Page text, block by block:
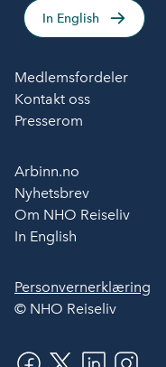
In English
Medlemsfordeler
Kontakt oss
Presserom
Arbinn.no
Nyhetsbrev
Om NHO Reiseliv
In English
Personvernerklæring
© NHO Reiseliv